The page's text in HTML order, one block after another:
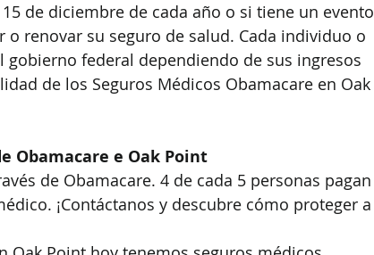
de diciembre de cada año o si tiene un evento
renovar su seguro de salud. Cada individuo o
federal dependiendo de sus ingresos
de los Seguros Médicos Obamacare en Oak
Obamacare e Oak Point
de Obamacare. 4 de cada 5 personas pagan
¡Contáctanos y descubre cómo proteger a